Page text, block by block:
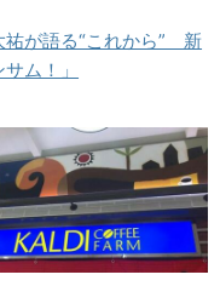
祐が語る“これから” 新
ム！」